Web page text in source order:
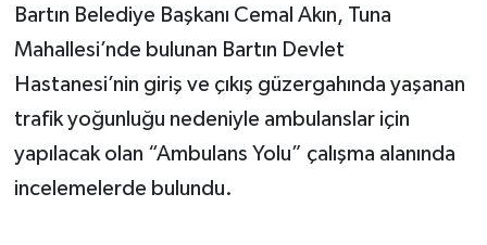
Bartın Belediye Başkanı Cemal Akın, Tuna
Mahallesi’nde bulunan Bartın Devlet
Hastanesi’nin giriş ve çıkış güzergahında yaşanan
trafik yoğunluğu nedeniyle ambulanslar için
yapılacak olan “Ambulans Yolu” çalışma alanında
incelemelerde bulundu.
Yerel Yönetimler
DÜNYA
YEREL